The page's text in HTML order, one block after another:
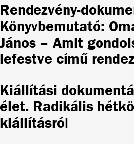
Rendezvény-
Könyvbemutató:
János – Amit
lefestve című
Kiállítási
élet. Radikális
kiállításról